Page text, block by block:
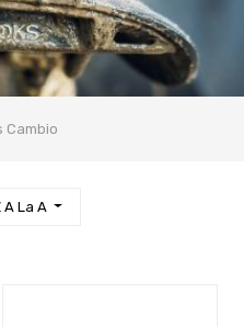
Cambio
La A